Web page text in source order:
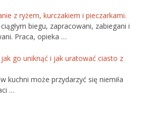
z ryżem, kurczakiem i pieczarkami.
biegu, zapracowani, zabiegani i
Praca, opieka …
go uniknąć i jak uratować ciasto z
kuchni może przydarzyć się niemiła
…